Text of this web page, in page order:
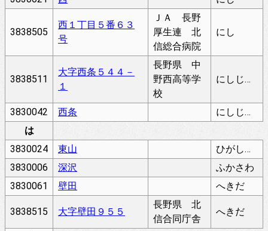
3838505
西１丁目５番６３
号
ＪＡ 長野
厚生連 北
信総合病院
にし
3838511
大字西条５４４－
１
長野県 中
野西高等学
校
にしじょう
3830042 西条
にしじょう
は
3830024
東山
ひがしやま
3830006
深沢
ふかさわ
3830061
壁田 へきだ
3838515 大字壁田９５５
長野県 北
信合同庁舎
へきだ